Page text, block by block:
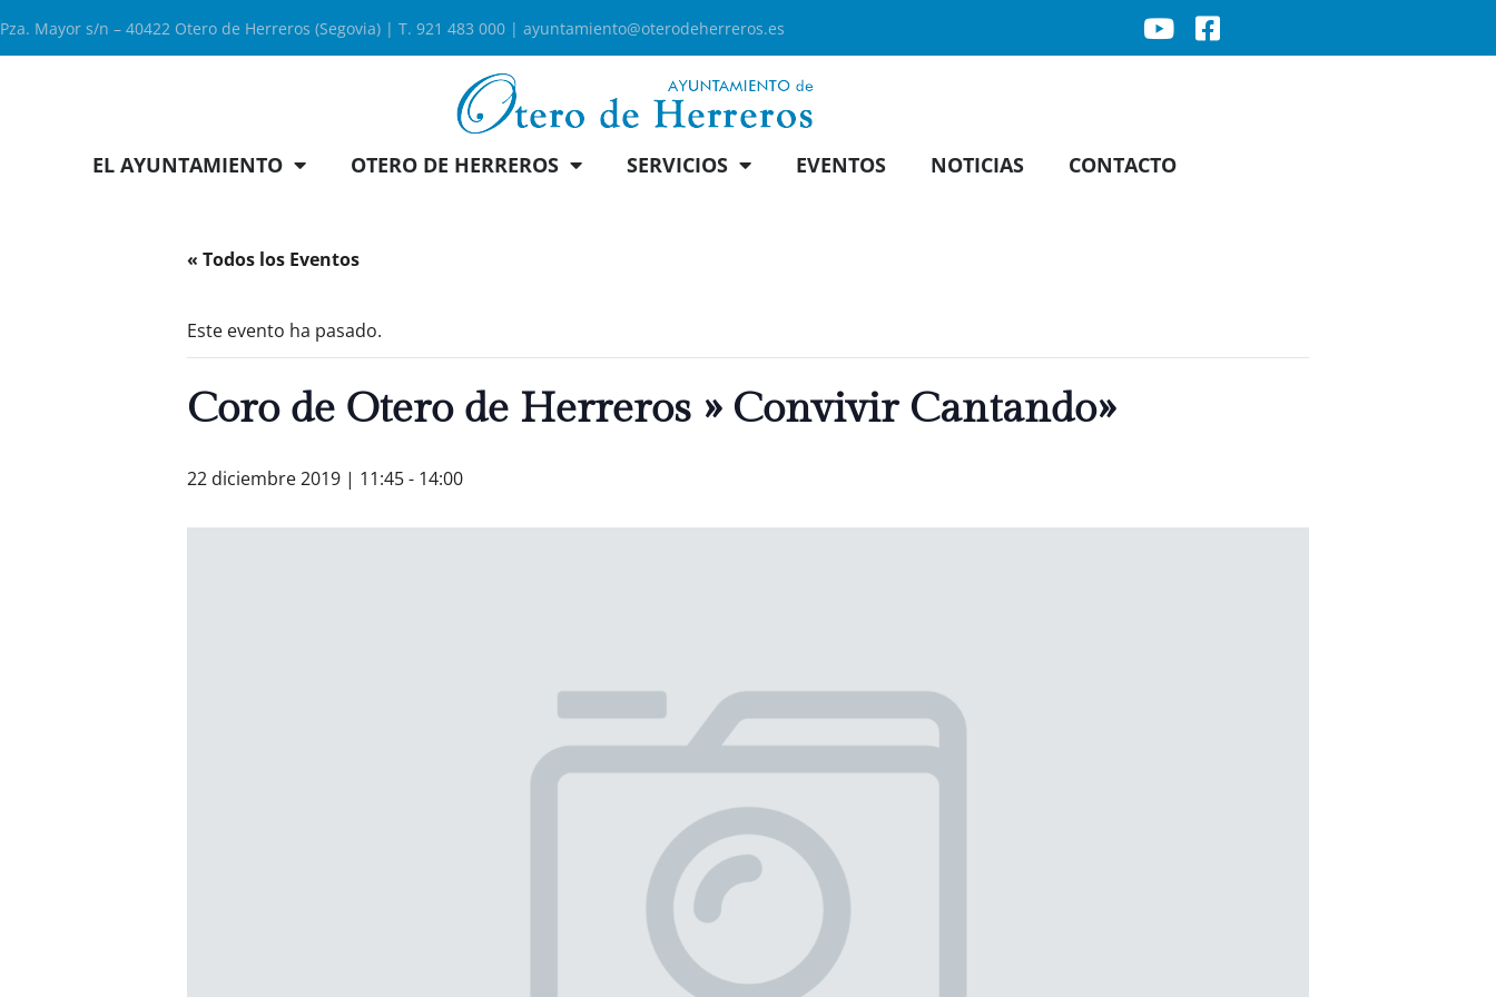
Pza. Mayor s/n – 40422 Otero de Herreros (Segovia) | T. 921 483 000 | ayuntamiento@oterodeherreros.es
EL AYUNTAMIENTO OTERO DE HERREROS SERVICIOS EVENTOS NOTICIAS CONTACTO
« Todos los Eventos
Este evento ha pasado.
Coro de Otero de Herreros » Convivir Cantando»
22 diciembre 2019 | 11:45- 14:00